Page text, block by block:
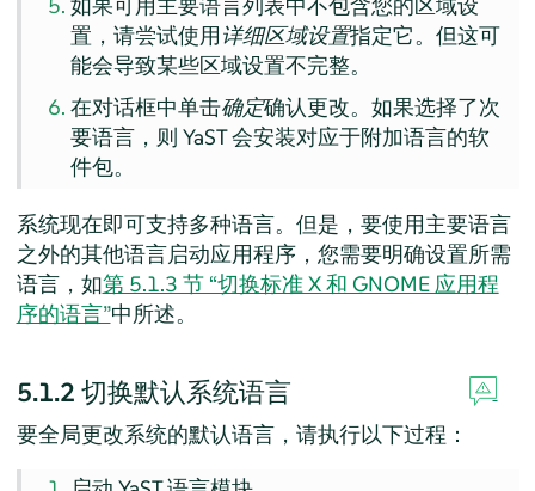
如果可用主要语言列表中不包含您的区域设
置，请尝试使用详细区域设置指定它。但这可
能会导致某些区域设置不完整。
在对话框中单击确定确认更改。如果选择了次
要语言，则 YaST 会安装对应于附加语言的软
件包。
系统现在即可支持多种语言。但是，要使用主要语言
之外的其他语言启动应用程序，您需要明确设置所需
语言，如第 5.1.3 节 “切换标准 X 和 GNOME 应用程
序的语言”中所述。
5.1.2 切换默认系统语言
要全局更改系统的默认语言，请执行以下过程：